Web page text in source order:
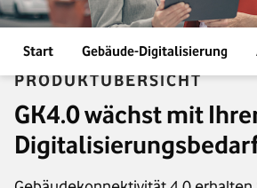
Start Gebäude-Digitalisierung
PRODUKTÜBERSICHT
GK4.0 wächst mit